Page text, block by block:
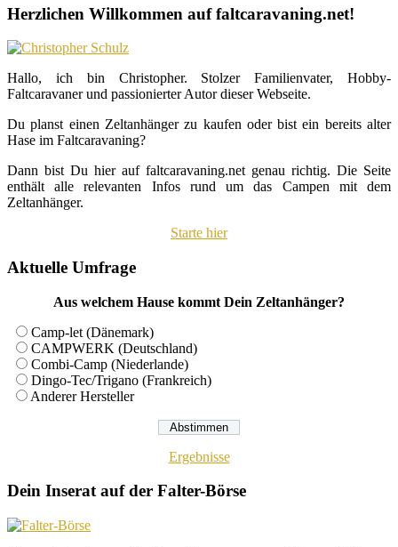
Herzlichen Willkommen auf faltcaravaning.net!
Hallo, ich bin Christopher. Stolzer Familienvater, Hobby-
Faltcaravaner und passionierter Autor dieser Webseite.
Du planst einen Zeltanhänger zu kaufen oder bist ein bereits alter
Hase im Faltcaravaning?
Dann bist Du hier auf faltcaravaning.net genau richtig. Die Seite
enthält alle relevanten Infos rund um das Campen mit dem
Zeltanhänger.
Starte hier
Aktuelle Umfrage
Aus welchem Hause kommt Dein Zeltanhänger?
Camp-let (Dänemark)
CAMPWERK (Deutschland)
Combi-Camp (Niederlande)
Dingo-Tec/Trigano (Frankreich)
Anderer Hersteller
Ergebnisse
Dein Inserat auf der Falter-Börse